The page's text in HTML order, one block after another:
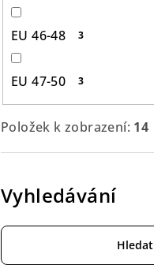
EU 46-48 3
EU 47-50 3
Položek k zobrazení: 14
Vyhledávání
Hledat